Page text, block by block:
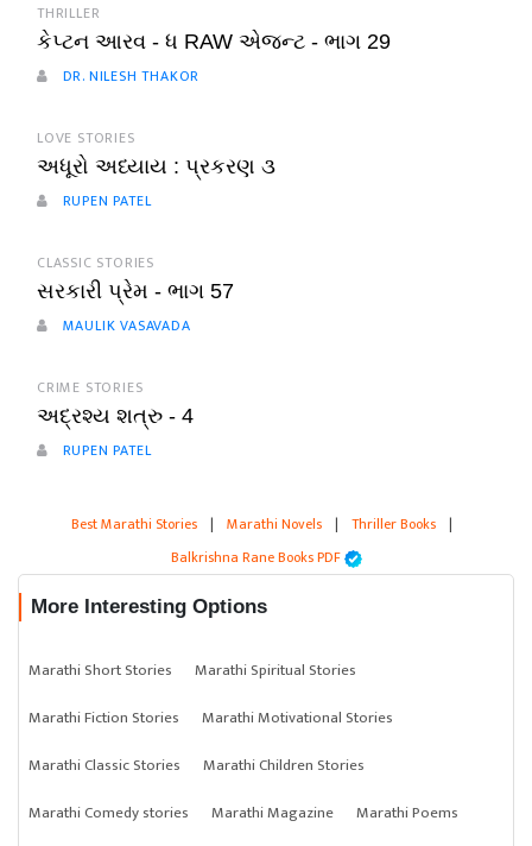
THRILLER
કેપ્ટન આરવ - ધ RAW એજન્ટ - ભાગ 29
DR. NILESH THAKOR
LOVE STORIES
અધૂરો અધ્યાય : પ્રકરણ ૩
RUPEN PATEL
CLASSIC STORIES
સરકારી પ્રેમ - ભાગ 57
MAULIK VASAVADA
CRIME STORIES
અદ્રશ્ય શત્રુ - 4
RUPEN PATEL
Best Marathi Stories | Marathi Novels | Thriller Books |
Balkrishna Rane Books PDF
More Interesting Options
Marathi Short Stories
Marathi Spiritual Stories
Marathi Fiction Stories
Marathi Motivational Stories
Marathi Classic Stories
Marathi Children Stories
Marathi Comedy stories
Marathi Magazine
Marathi Poems